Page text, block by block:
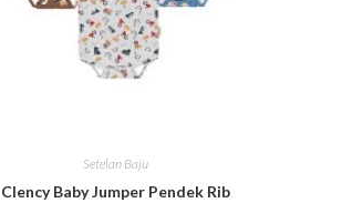
Setelan Baju
Clency Baby Jumper Pendek Rib